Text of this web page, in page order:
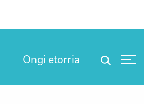
Ongi etorria